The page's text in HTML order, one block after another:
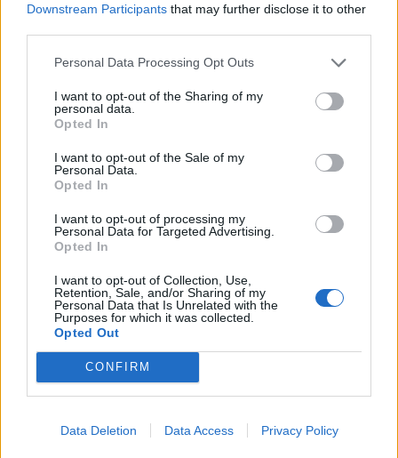
Downstream Participants that may further disclose it to other
Personal Data Processing Opt Outs
I want to opt-out of the Sharing of my
personal data.
Opted In
I want to opt-out of the Sale of my
Personal Data.
Opted In
I want to opt-out of processing my
Personal Data for Targeted Advertising.
Opted In
I want to opt-out of Collection, Use,
Retention, Sale, and/or Sharing of my
Personal Data that Is Unrelated with the
Purposes for which it was collected.
Opted Out
CONFIRM
Data Deletion Data Access Privacy Policy
Χρηματιστήριο: Στις 2.623,62 μονάδες ο Γενικός
1,1557 δολάρια
05/08/2026 - 15:28
ΟΛΕΣ ΟΙ ΕΙΔΗΣΕΙΣ
ΔΗΜΟΦΙΛΗ
05/08/2026 - 10:52 ΕΠΙΧΕΙΡΗΣΕΙΣ